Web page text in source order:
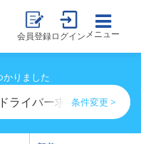
会員登録ログイン メニュー
かりました
ライバー求人・運転手求
条件変更 >